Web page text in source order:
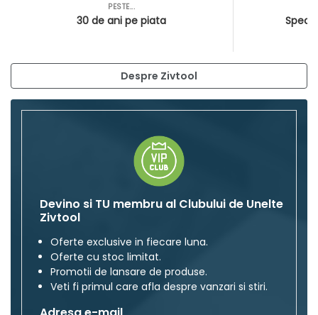
PESTE...
30 de ani pe piata
Despre Zivtool
Devino si TU membru al Clubului de Unelte
Zivtool
Oferte exclusive in fiecare luna.
Oferte cu stoc limitat.
Promotii de lansare de produse.
Veti fi primul care afla despre vanzari si stiri.